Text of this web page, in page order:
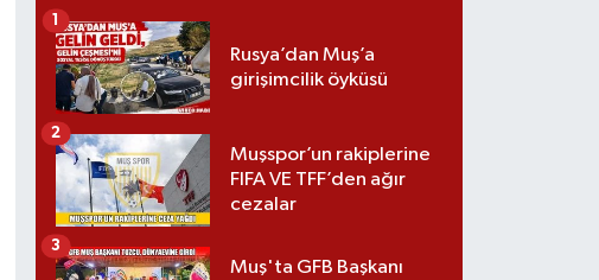
Rusya’dan Muş’a
girişimcilik öyküsü
1
Muşspor’un rakiplerine
FIFA VE TFF’den ağır
cezalar
2
Muş'ta GFB Başkanı
3